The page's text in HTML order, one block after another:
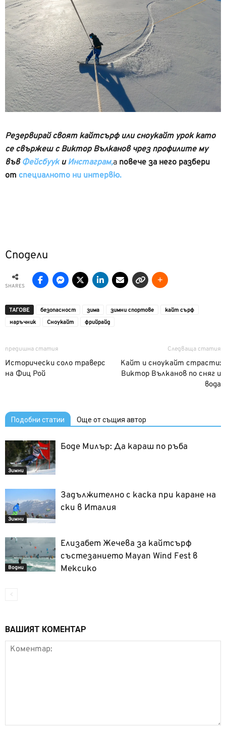
Резервирай своят кайтсърф или сноукайт урок като
се свържеш с Виктор Вълканов чрез профилите му
във ФейсбуукиИнстаграм,а повече за него разбери
от специалното ни интервю.
Сподели
SHARES
ТАГОВЕ безопасност зима зимни спортове
кайт сърф
наръчник
Сноукайт фрийрайд
предишна статия
Исторически соло траверс
на Фиц Рой
Следваща статия
Кайт и сноукайт страсти:
Виктор Вълканов по сняг и
вода
Подобни статии Още от същия автор
Зимни
Боде Милър: Да караш по ръба
Зимни
Задължително с каска при каране на
ски в Италия
Водни
Елизабет Жечева за кайтсърф
състезанието Mayan Wind Fest в
Мексико
ВАШИЯТ КОМЕНТАР